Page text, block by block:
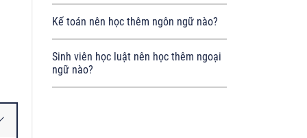
Kế toán nên học thêm ngôn ngữ nào?
Sinh viên học luật nên học thêm ngoại
ngữ nào?